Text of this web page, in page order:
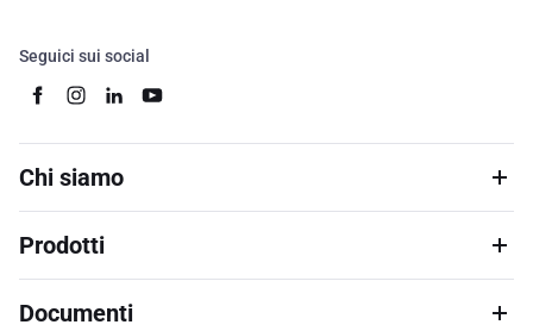
Seguici sui social
Chi siamo
Prodotti
Documenti